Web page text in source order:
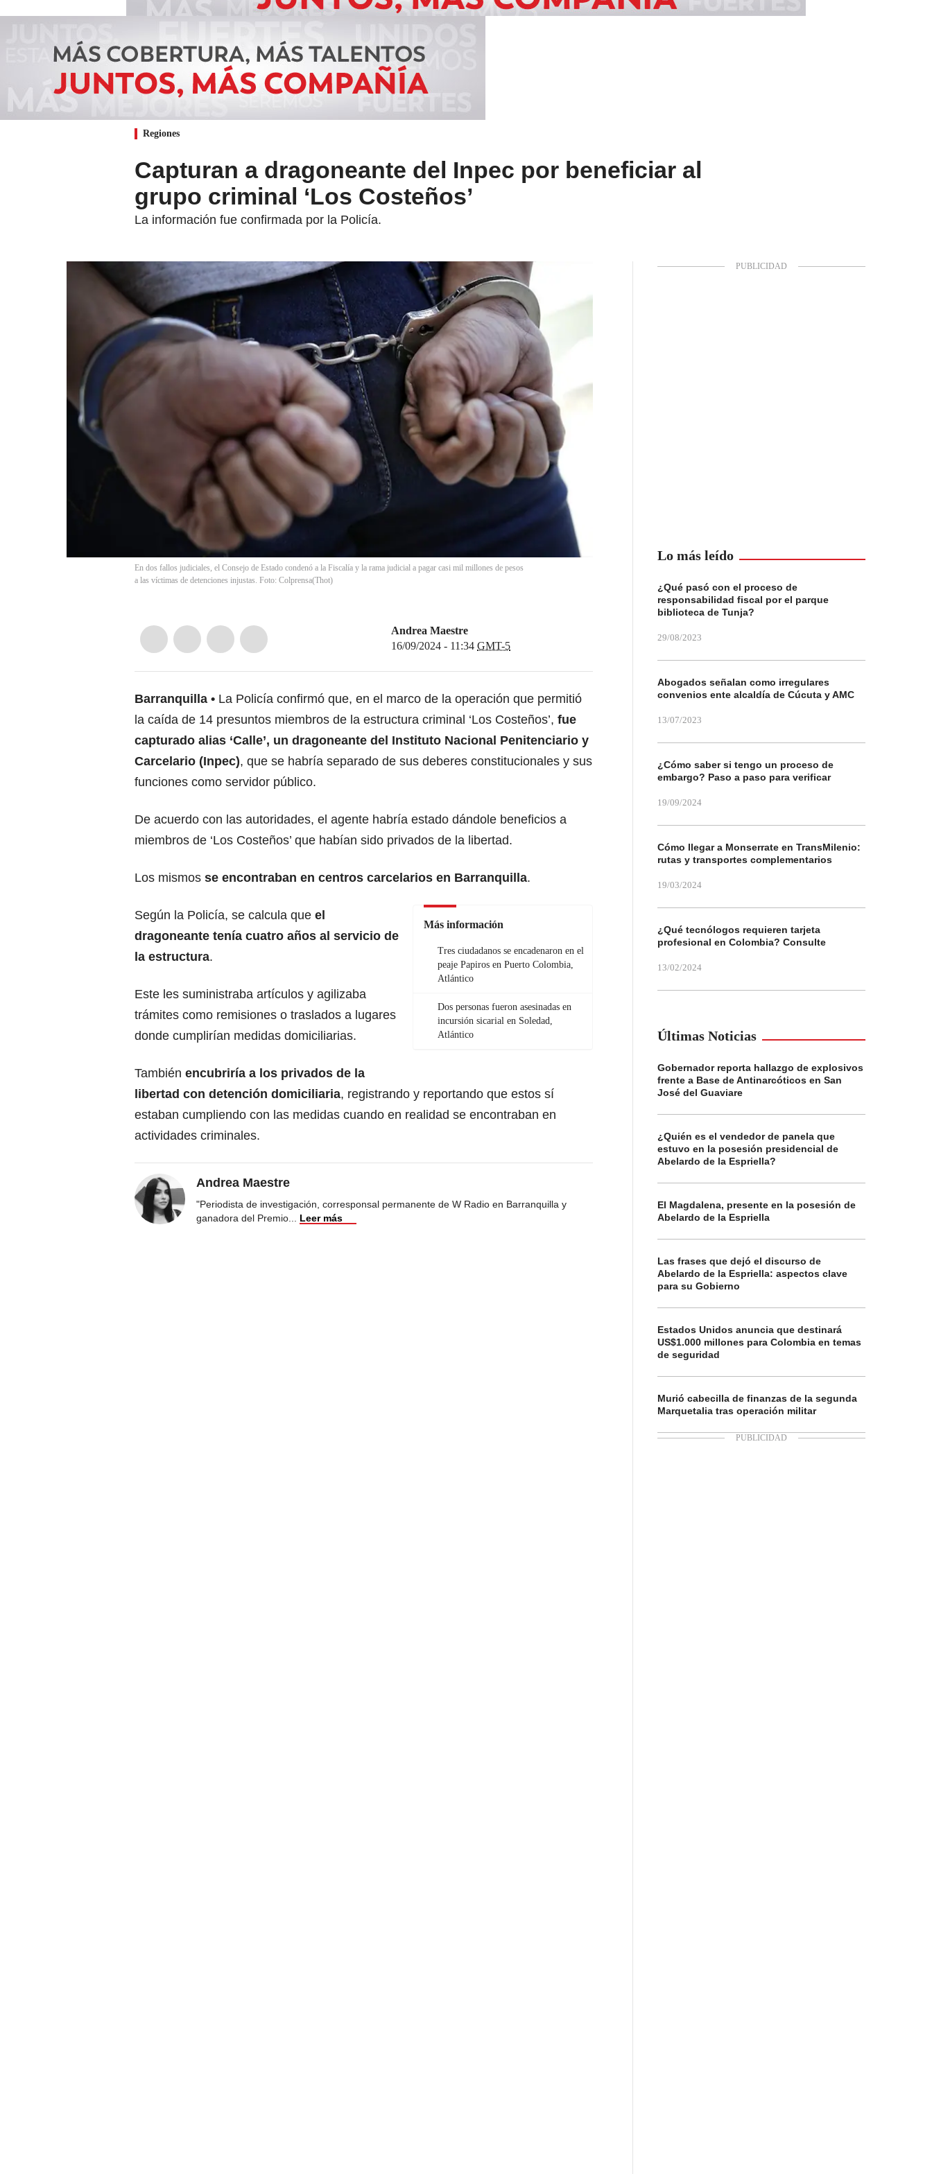
Regiones
Capturan a dragoneante del Inpec por beneficiar al
grupo criminal ‘Los Costeños’
La información fue confirmada por la Policía.
En dos fallos judiciales, el Consejo de Estado condenó a la Fiscalía y la rama judicial a pagar casi mil millones de pesos
a las víctimas de detenciones injustas. Foto: Colprensa(Thot)
Andrea Maestre
16/09/2024 - 11:34 GMT-5
Barranquilla
La Policía confirmó que, en el marco de la operación que permitió
la caída de 14 presuntos miembros de la estructura criminal ‘Los Costeños’, fue
capturado alias ‘Calle’, un dragoneante del Instituto Nacional Penitenciario y
Carcelario (Inpec), que se habría separado de sus deberes constitucionales y sus
funciones como servidor público.
De acuerdo con las autoridades, el agente habría estado dándole beneficios a
miembros de ‘Los Costeños’ que habían sido privados de la libertad.
Los mismos se encontraban en centros carcelarios en Barranquilla.
Más información
Tres ciudadanos se encadenaron en el
peaje Papiros en Puerto Colombia,
Atlántico
Dos personas fueron asesinadas en
incursión sicarial en Soledad,
Atlántico
Según la Policía, se calcula que el
dragoneante tenía cuatro años al servicio de
la estructura.
Este les suministraba artículos y agilizaba
trámites como remisiones o traslados a lugares
donde cumplirían medidas domiciliarias.
También encubriría a los privados de la
libertad con detención domiciliaria, registrando y reportando que estos sí
estaban cumpliendo con las medidas cuando en realidad se encontraban en
actividades criminales.
Andrea Maestre
"Periodista de investigación, corresponsal permanente de W Radio en Barranquilla y
ganadora del Premio
Leer más
Lo más leído
¿Qué pasó con el proceso de
responsabilidad fiscal por el parque
biblioteca de Tunja?
29/08/2023
Abogados señalan como irregulares
convenios ente alcaldía de Cúcuta y AMC
13/07/2023
¿Cómo saber si tengo un proceso de
embargo? Paso a paso para verificar
19/09/2024
Cómo llegar a Monserrate en TransMilenio:
rutas y transportes complementarios
19/03/2024
¿Qué tecnólogos requieren tarjeta
profesional en Colombia? Consulte
13/02/2024
Últimas Noticias
Gobernador reporta hallazgo de explosivos
frente a Base de Antinarcóticos en San
José del Guaviare
¿Quién es el vendedor de panela que
estuvo en la posesión presidencial de
Abelardo de la Espriella?
El Magdalena, presente en la posesión de
Abelardo de la Espriella
Las frases que dejó el discurso de
Abelardo de la Espriella: aspectos clave
para su Gobierno
Estados Unidos anuncia que destinará
US$1.000 millones para Colombia en temas
de seguridad
Murió cabecilla de finanzas de la segunda
Marquetalia tras operación militar